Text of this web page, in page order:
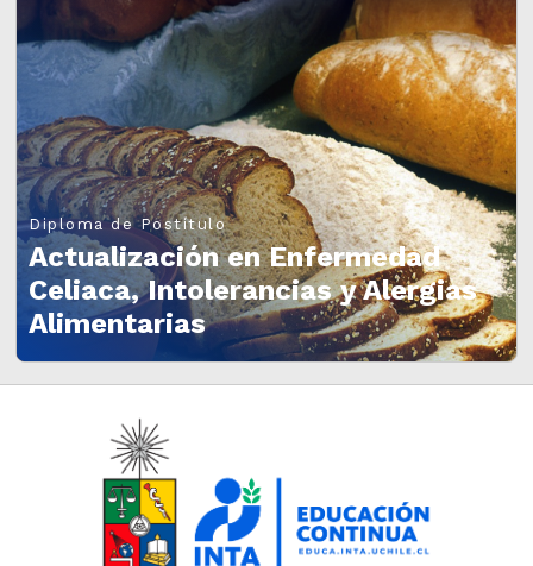
Diploma de Postítulo
Actualización en Enfermedad
Celiaca, Intolerancias y Alergias
Alimentarias